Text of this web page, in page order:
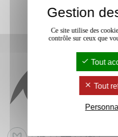
Gestion
Ce site utilise des
contrôle sur ceux que
Tout
Tout